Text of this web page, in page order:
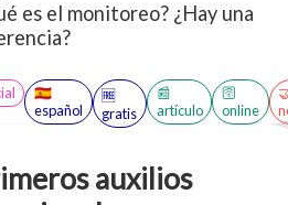
es el monitoreo? ¿Hay una
🇪🇸
español
🆓
gratis
📰
artículo
🛜
online
auxilios